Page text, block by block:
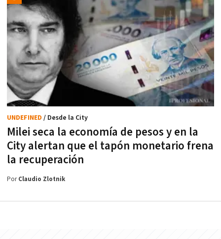
Milei seca la economía de pesos y en la
City alertan que el tapón monetario frena
la recuperación
UNDEFINED / Desde la City
PorClaudio Zlotnik